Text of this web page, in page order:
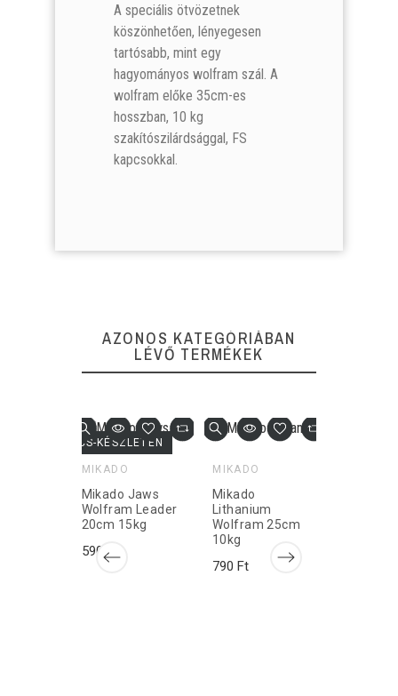
A speciális ötvözetnek
köszönhetően, lényegesen
tartósabb, mint egy
hagyományos wolfram szál. A
wolfram előke 35cm-es
hosszban, 10 kg
szakítószilárdsággal, FS
kapcsokkal.
Raktáron: 4952 Tétel
Mikado Lithanium
Wolfram 35cm 10kg
890 Ft
Mikado Lithanium
Wolfram 35cm 10kg
890 Ft
AZONOS KATEGÓRIÁBAN
LÉVŐ TERMÉKEK
MIKADO
Mikado Jaws
Wolfram Leader
20cm 15kg
590 Ft
NINCS-KÉSZLETEN
MIKADO
Mikado
Lithanium
Wolfram 25cm
10kg
790 Ft